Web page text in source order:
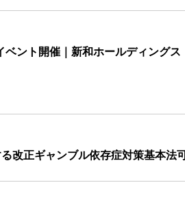
ベント開催｜新和ホールディングス
改正ギャンブル依存症対策基本法